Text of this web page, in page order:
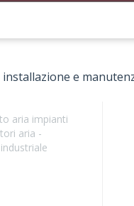
e
aria impianti
aria -